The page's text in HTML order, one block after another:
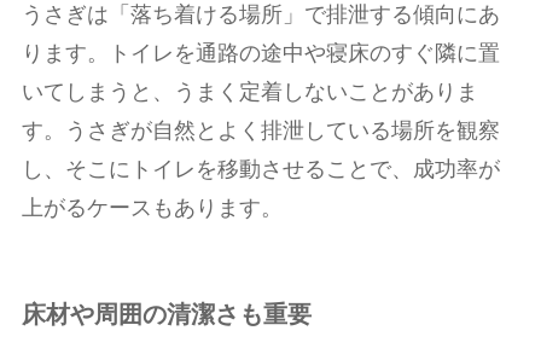
うさぎは「落ち着ける場所」で排泄する傾向にあ
ります。トイレを通路の途中や寝床のすぐ隣に置
いてしまうと、うまく定着しないことがありま
す。うさぎが自然とよく排泄している場所を観察
し、そこにトイレを移動させることで、成功率が
上がるケースもあります。
床材や周囲の清潔さも重要